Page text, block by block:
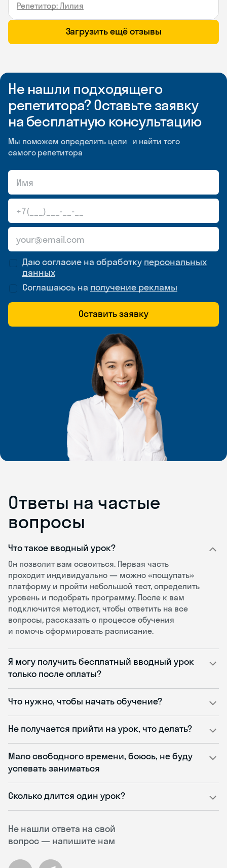
Репетитор: Лилия
Загрузить ещё отзывы
Не нашли подходящего
репетитора? Оставьте заявку
на бесплатную консультацию
Мы поможем определить цели и найти того
самого репетитора
Даю согласие на обработку персональных
данных
Соглашаюсь на получение рекламы
Оставить заявку
Ответы на частые
вопросы
Не нашли ответа на свой
вопрос — напишите нам
Что такое вводный урок?
Он позволит вам освоиться. Первая часть
проходит индивидуально — можно «пощупать»
платформу и пройти небольшой тест, определить
уровень и подобрать программу. После к вам
подключится методист, чтобы ответить на все
вопросы, рассказать о процессе обучения
и помочь сформировать расписание.
Я могу получить бесплатный вводный урок
только после оплаты?
Что нужно, чтобы начать обучение?
Не получается прийти на урок, что делать?
Мало свободного времени, боюсь, не буду
успевать заниматься
Сколько длится один урок?